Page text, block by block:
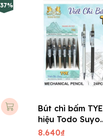
Bút chì bấm TYE
hiệu Todo Suyo
0.5mm
8.640₫